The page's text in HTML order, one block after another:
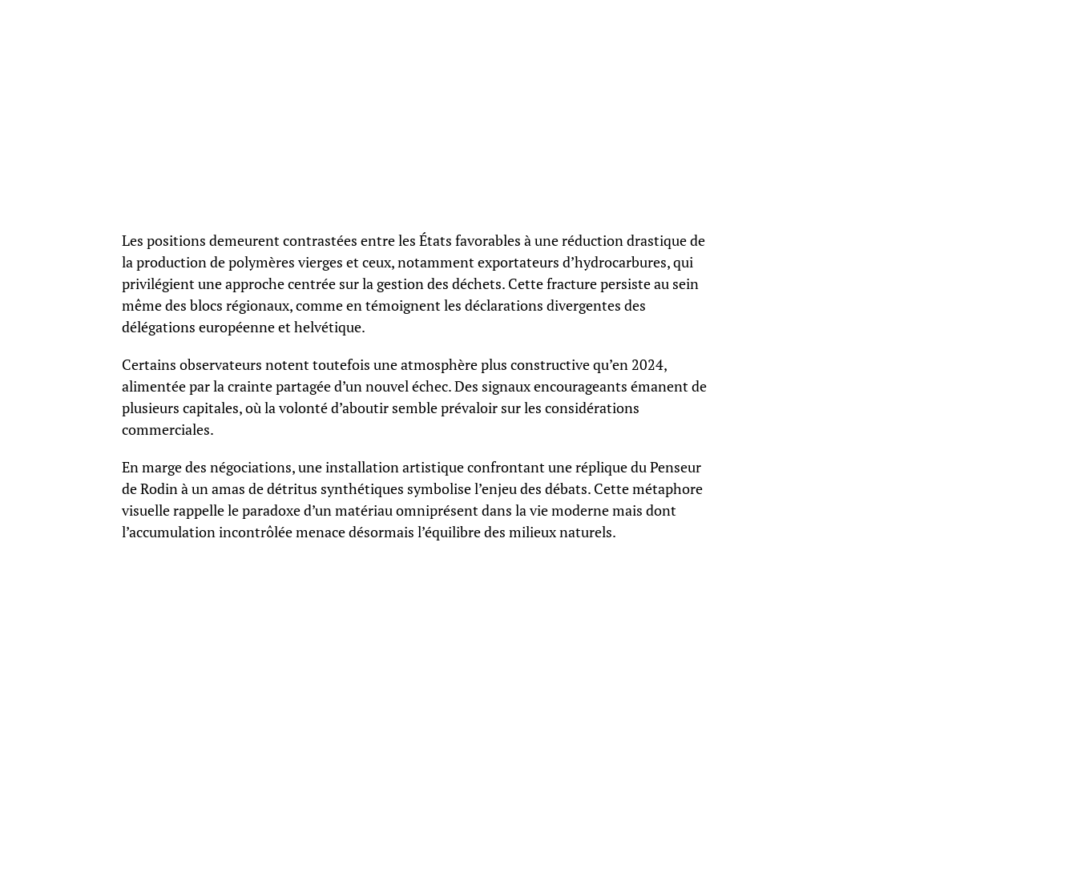
Les positions demeurent contrastées entre les États favorables à une réduction drastique de
la production de polymères vierges et ceux, notamment exportateurs d’hydrocarbures, qui
privilégient une approche centrée sur la gestion des déchets. Cette fracture persiste au sein
même des blocs régionaux, comme en témoignent les déclarations divergentes des
délégations européenne et helvétique.
Certains observateurs notent toutefois une atmosphère plus constructive qu’en 2024,
alimentée par la crainte partagée d’un nouvel échec. Des signaux encourageants émanent de
plusieurs capitales, où la volonté d’aboutir semble prévaloir sur les considérations
commerciales.
En marge des négociations, une installation artistique confrontant une réplique du Penseur
de Rodin à un amas de détritus synthétiques symbolise l’enjeu des débats. Cette métaphore
visuelle rappelle le paradoxe d’un matériau omniprésent dans la vie moderne mais dont
l’accumulation incontrôlée menace désormais l’équilibre des milieux naturels.